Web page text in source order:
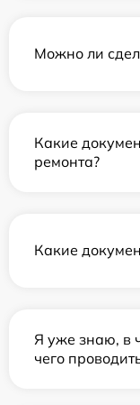
Можно ли
Какие
ремонта?
Какие
Я уже знаю, в
чего